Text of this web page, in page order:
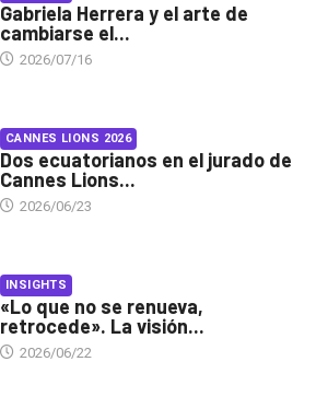
Gabriela Herrera y el arte de
cambiarse el...
2026/07/16
CANNES LIONS 2026
Dos ecuatorianos en el jurado de
Cannes Lions...
2026/06/23
INSIGHTS
«Lo que no se renueva,
retrocede». La visión...
2026/06/22